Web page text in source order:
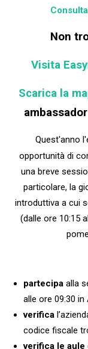
Non
Visita
Scarica la
Quest'anno
opportunità di
una breve
particolare, la
introduttiva a cui
(dalle ore 10:15
partecipaalla
alle ore 09:30
verifica
codice fiscale
verifica le aule